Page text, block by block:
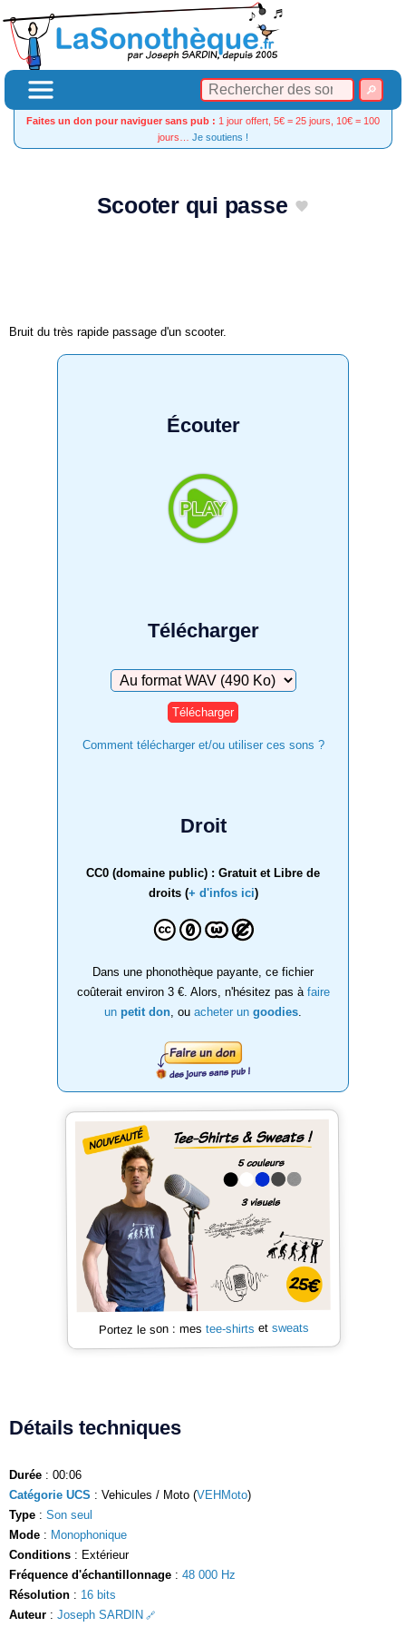
Faites un don pour naviguer sans pub : 1 jour offert, 5€ = 25 jours, 10€ = 100
jours… Je soutiens !
Scooter qui passe
Bruit du très rapide passage d'un scooter.
Écouter
Télécharger
Télécharger
Comment télécharger et/ou utiliser ces sons ?
Droit
CC0 (domaine public) : Gratuit et Libre de
droits (+ d'infos ici)
Dans une phonothèque payante, ce fichier
coûterait environ 3 €. Alors, n'hésitez pas à faire
un petit don , ou acheter un goodies
Portez le son : mes tee-shirts et sweats
Détails techniques
Durée : 00:06
Catégorie UCS : Vehicules / Moto (VEHMoto)
Type : Son seul
Mode : Monophonique
Conditions : Extérieur
Fréquence d'échantillonnage : 48 000 Hz
Résolution : 16 bits
Auteur : Joseph SARDIN